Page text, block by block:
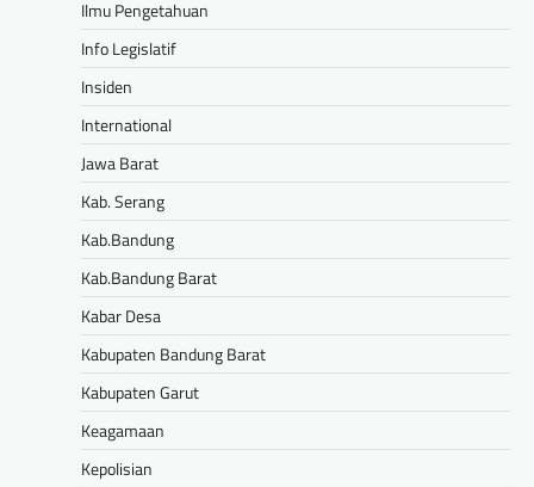
Ilmu Pengetahuan
Info Legislatif
Insiden
International
Jawa Barat
Kab. Serang
Kab.Bandung
Kab.Bandung Barat
Kabar Desa
Kabupaten Bandung Barat
Kabupaten Garut
Keagamaan
Kepolisian